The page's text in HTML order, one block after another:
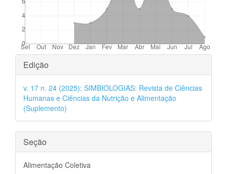
Detalhes
do
artigo
Edição
v. 17 n. 24 (2025): SIMBIOLOGIAS: Revista de Ciências
Humanas e Ciências da Nutrição e Alimentação
(Suplemento)
Seção
Alimentação Coletiva